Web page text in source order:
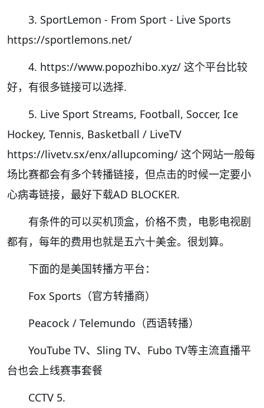
3. SportLemon - From Sport - Live Sports
https://sportlemons.net/
4. https://www.popozhibo.xyz/ 这个平台比较
好，有很多链接可以选择.
5. Live Sport Streams, Football, Soccer, Ice
Hockey, Tennis, Basketball / LiveTV
https://livetv.sx/enx/allupcoming/ 这个网站一般每
场比赛都会有多个转播链接，但点击的时候一定要小
心病毒链接，最好下载AD BLOCKER.
有条件的可以买机顶盒，价格不贵，电影电视剧
都有，每年的费用也就是五六十美金。很划算。
下面的是美国转播方平台：
Fox Sports（官方转播商）
Peacock / Telemundo（西语转播）
YouTube TV、Sling TV、Fubo TV等主流直播平
台也会上线赛事套餐
CCTV 5.